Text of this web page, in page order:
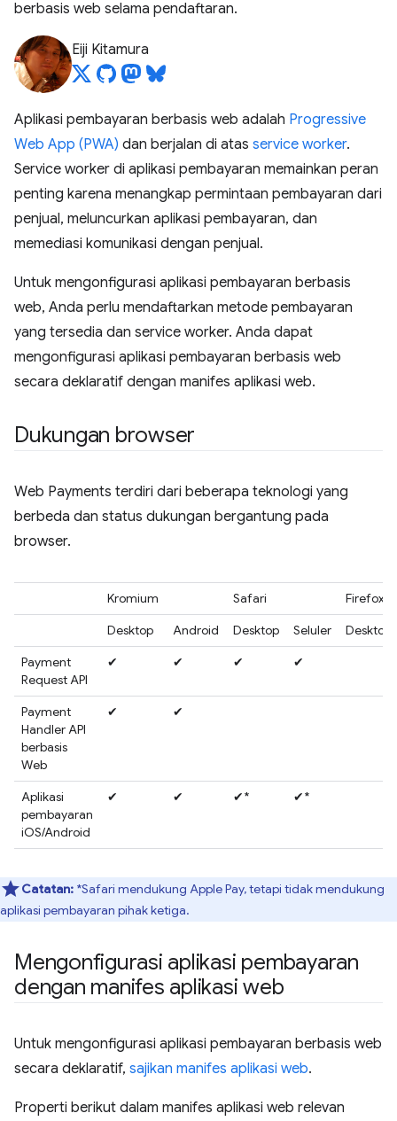
berbasis web selama pendaftaran.
Eiji Kitamura
Aplikasi pembayaran berbasis web adalah Progressive
Web App (PWA) dan berjalan di atas service worker.
Service worker di aplikasi pembayaran memainkan peran
penting karena menangkap permintaan pembayaran dari
penjual, meluncurkan aplikasi pembayaran, dan
memediasi komunikasi dengan penjual.
Untuk mengonfigurasi aplikasi pembayaran berbasis
web, Anda perlu mendaftarkan metode pembayaran
yang tersedia dan service worker. Anda dapat
mengonfigurasi aplikasi pembayaran berbasis web
secara deklaratif dengan manifes aplikasi web.
Dukungan browser
Web Payments terdiri dari beberapa teknologi yang
berbeda dan status dukungan bergantung pada
browser.
Kromium Safari
Firefox
Desktop
Android Desktop Seluler
Payment
Request API
✔ ✔ ✔ ✔
Payment
Handler API
berbasis
Web
✔ ✔
Aplikasi
pembayaran
iOS/Android
✔ ✔ ✔* ✔*
Catatan: *Safari mendukung Apple Pay, tetapi tidak mendukung
aplikasi pembayaran pihak ketiga.
Mengonfigurasi aplikasi pembayaran
dengan manifes aplikasi web
Untuk mengonfigurasi aplikasi pembayaran berbasis web
secara deklaratif, sajikan manifes aplikasi web.
Properti berikut dalam manifes aplikasi web relevan